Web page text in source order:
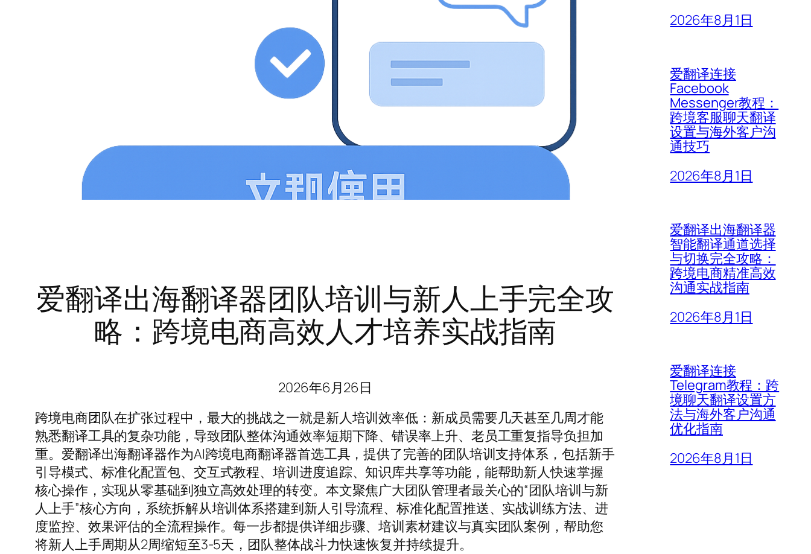
爱翻译出海翻译器团队培训与新人上手完全攻
略：跨境电商高效人才培养实战指南
2026年6月26日
跨境电商团队在扩张过程中，最大的挑战之一就是新人培训效率低：新成员需要几天甚至几周才能
熟悉翻译工具的复杂功能，导致团队整体沟通效率短期下降、错误率上升、老员工重复指导负担加
重。爱翻译出海翻译器作为AI跨境电商翻译器首选工具，提供了完善的团队培训支持体系，包括新手
引导模式、标准化配置包、交互式教程、培训进度追踪、知识库共享等功能，能帮助新人快速掌握
核心操作，实现从零基础到独立高效处理的转变。本文聚焦广大团队管理者最关心的“团队培训与新
人上手”核心方向，系统拆解从培训体系搭建到新人引导流程、标准化配置推送、实战训练方法、进
度监控、效果评估的全流程操作。每一步都提供详细步骤、培训素材建议与真实团队案例，帮助您
将新人上手周期从2周缩短至3-5天，团队整体战斗力快速恢复并持续提升。
2026年8月1日
爱翻译连接
Facebook
Messenger教程：
跨境客服聊天翻译
设置与海外客户沟
通技巧
2026年8月1日
爱翻译出海翻译器
智能翻译通道选择
与切换完全攻略：
跨境电商精准高效
沟通实战指南
2026年8月1日
爱翻译连接
Telegram教程：跨
境聊天翻译设置方
法与海外客户沟通
优化指南
2026年8月1日